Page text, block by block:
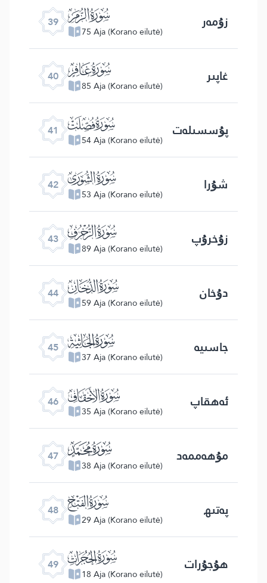
39 ﯔ
75 Aja (Korano eilutė) زۇمەر
40 ﯕ
85 Aja (Korano eilutė) غاپىر
41 ﯖ
54 Aja (Korano eilutė) پۇسسىلەت
42 ﯗ
53 Aja (Korano eilutė) شۇرا
43 ﯘ
89 Aja (Korano eilutė) زۇخرۇپ
44 ﯙ
59 Aja (Korano eilutė) دۇخان
45 ﯚ
37 Aja (Korano eilutė) جاسىيە
46 ﯛ
35 Aja (Korano eilutė) ئەھقاپ
47 ﯜ
38 Aja (Korano eilutė) مۇھەممەد
48 ﯝ
29 Aja (Korano eilutė) پەتىھ
49 ﯞ
18 Aja (Korano eilutė) ھۇجۇرات